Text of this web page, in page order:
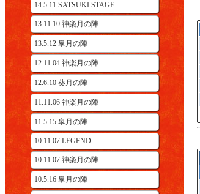
14.5.11 SATSUKI STAGE
13.11.10 神楽月の陣
13.5.12 皐月の陣
12.11.04 神楽月の陣
12.6.10 葵月の陣
11.11.06 神楽月の陣
11.5.15 皐月の陣
10.11.07 LEGEND
10.11.07 神楽月の陣
10.5.16 皐月の陣